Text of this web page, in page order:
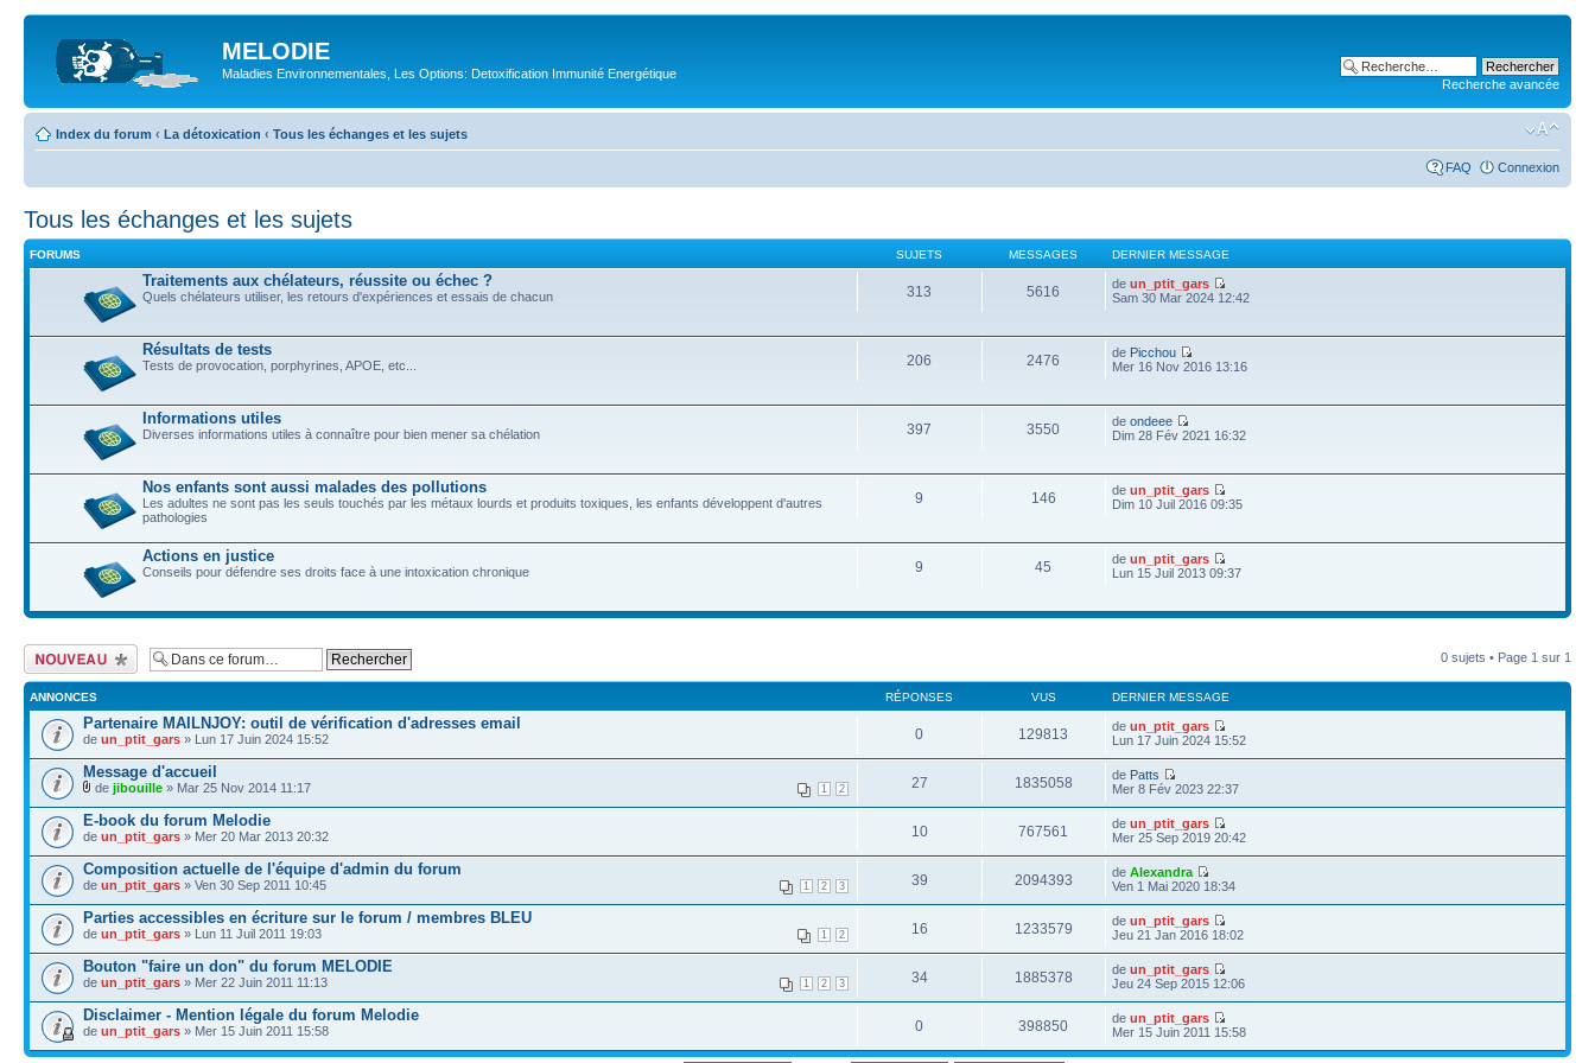
MELODIE
Maladies Environnementales, Les Options: Detoxification Immunité Energétique
Recherche avancée
Index du forum ‹ La détoxication ‹ Tous les échanges et les sujets
FAQ Connexion
Tous les échanges et les sujets
FORUMS SUJETS MESSAGES DERNIER MESSAGE
Traitements aux chélateurs, réussite ou échec ?
Quels chélateurs utiliser, les retours d'expériences et essais de chacun 313 5616 deun_ptit_gars
Sam 30 Mar 2024 12:42
Résultats de tests
Tests de provocation, porphyrines, APOE, etc... 206 2476 de Picchou
Mer 16 Nov 2016 13:16
Informations utiles
Diverses informations utiles à connaître pour bien mener sa chélation 397 3550 deondeee
Dim 28 Fév 2021 16:32
Nos enfants sont aussi malades des pollutions
Les adultes ne sont pas les seuls touchés par les métaux lourds et produits toxiques, les enfants développent d'autres
pathologies
9 146 deun_ptit_gars
Dim 10 Juil 2016 09:35
Actions en justice
Conseils pour défendre ses droits face à une intoxication chronique 9 45 deun_ptit_gars
Lun 15 Juil 2013 09:37
Ecrire un nouveau
sujet
0 sujets • Page 1 sur 1
ANNONCES RÉPONSES VUS DERNIER MESSAGE
Partenaire MAILNJOY: outil de vérification d'adresses email
de un_ptit_gars » Lun 17 Juin 2024 15:52 0 129813 deun_ptit_gars
Lun 17 Juin 2024 15:52
Message d'accueil
1 2
de jibouille » Mar 25 Nov 2014 11:17 27 1835058 de Patts
Mer 8 Fév 2023 22:37
E-book du forum Melodie
de un_ptit_gars » Mer 20 Mar 2013 20:32 10 767561 deun_ptit_gars
Mer 25 Sep 2019 20:42
Composition actuelle de l'équipe d'admin du forum
1 2 3
de un_ptit_gars » Ven 30 Sep 2011 10:45 39 2094393 deAlexandra
Ven 1 Mai 2020 18:34
Parties accessibles en écriture sur le forum / membres BLEU
1 2
de un_ptit_gars » Lun 11 Juil 2011 19:03 16 1233579 deun_ptit_gars
Jeu 21 Jan 2016 18:02
Bouton "faire un don" du forum MELODIE
1 2 3
de un_ptit_gars » Mer 22 Juin 2011 11:13 34 1885378 deun_ptit_gars
Jeu 24 Sep 2015 12:06
Disclaimer - Mention légale du forum Melodie
de un_ptit_gars » Mer 15 Juin 2011 15:58 0 398850 deun_ptit_gars
Mer 15 Juin 2011 15:58